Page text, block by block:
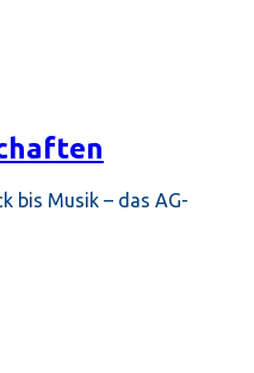
bis Musik – das AG-